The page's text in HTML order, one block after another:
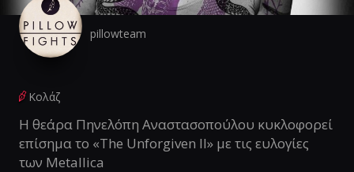
pillowteam
Κολάζ
Η θεάρα Πηνελόπη Αναστασοπούλου κυκλοφορεί
επίσημα το «The Unforgiven II» με τις ευλογίες
των Metallica